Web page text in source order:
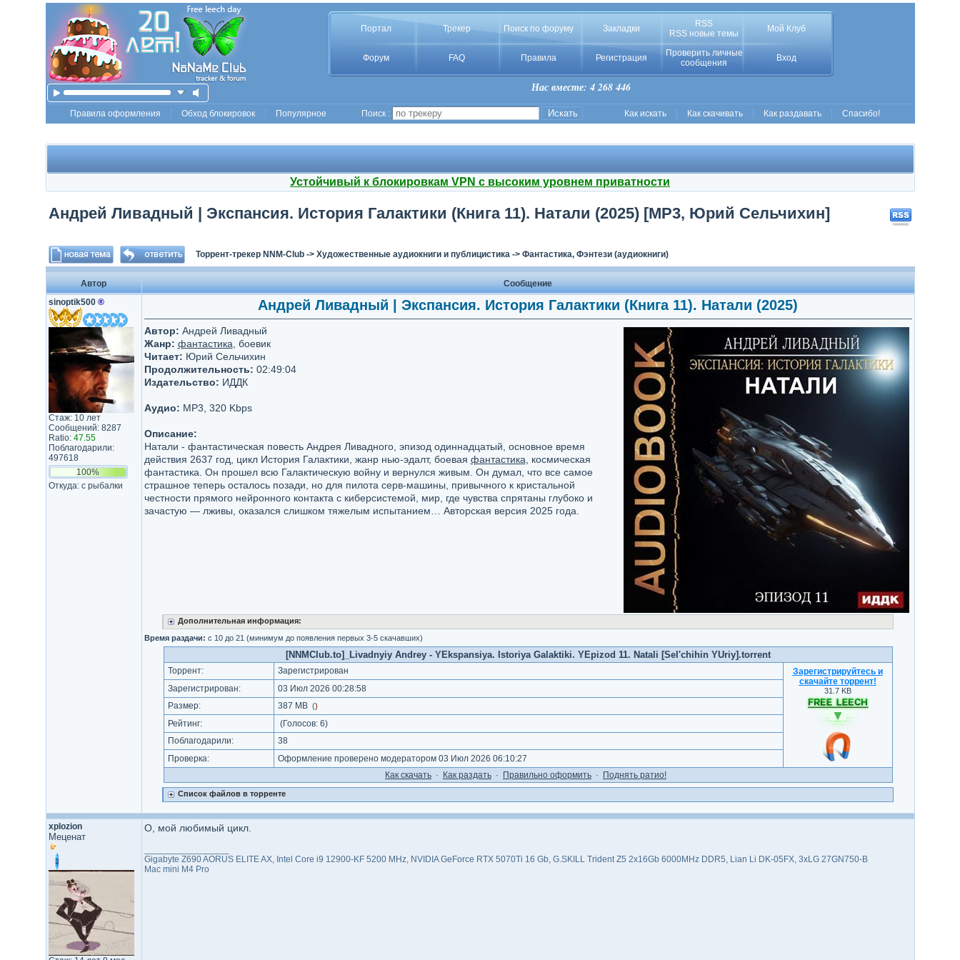
Портал Трекер Поиск по форуму Закладки
RSS
RSS новые темы
Мой Клуб
Форум FAQ Правила Регистрация
Проверить личные
сообщения
Вход
Нас вместе: 4 268 446
Правила оформления Обход блокировок Популярное Поиск : Как искать Как скачивать Как раздавать Спасибо!
Устойчивый к блокировкам VPN с высоким уровнем приватности
Андрей Ливадный | Экспансия. История Галактики (Книга 11). Натали (2025) [MP3, Юрий Сельчихин]
Торрент-трекер NNM-Club-> Художественные аудиокниги и публицистика-> Фантастика, Фэнтези (аудиокниги)
Автор
Сообщение
sinoptik500 ®
Стаж: 10 лет
Сообщений: 8287
Ratio: 47.55
Поблагодарили:
497618
100%
Откуда: с рыбалки
Андрей Ливадный | Экспансия. История Галактики (Книга 11). Натали (2025)
Автор: Андрей Ливадный
Жанр: фантастика , боевик
Читает: Юрий Сельчихин
Продолжительность: 02:49:04
Издательство: ИДДК
Аудио: MP3, 320 Kbps
Описание:
Натали - фантастическая повесть Андрея Ливадного, эпизод одиннадцатый, основное время
действия 2637 год, цикл История Галактики, жанр нью-эдалт, боевая фантастика , космическая
фантастика. Он прошел всю Галактическую войну и вернулся живым. Он думал, что все самое
страшное теперь осталось позади, но для пилота серв-машины, привычного к кристальной
честности прямого нейронного контакта с киберсистемой, мир, где чувства спрятаны глубоко и
зачастую — лживы, оказался слишком тяжелым испытанием… Авторская версия 2025 года.
Дополнительная информация:
Время раздачи: с 10 до 21 (минимум до появления первых 3-5 скачавших)
[NNMClub.to]_Livadnyiy Andrey - YEkspansiya. Istoriya Galaktiki. YEpizod 11. Natali [Sel'chihin YUriy].torrent
Торрент: Зарегистрирован
Зарегистрируйтесь и
скачайте торрент!
31.7 KB
Зарегистрирован:
03 Июл 2026 00:28:58
Размер:
387 MB ()
Рейтинг: (Голосов: 6)
Поблагодарили:
38
Проверка:
Оформление проверено модератором 03 Июл 2026 06:10:27
Как cкачать · Как раздать · Правильно оформить · Поднять ратио!
Список файлов в торренте
xplozion
Меценат
О, мой любимый цикл.
Gigabyte Z690 AORUS ELITE AX, Intel Core i9 12900-KF 5200 MHz, NVIDIA GeForce RTX 5070Ti 16 Gb, G.SKILL Trident Z5 2x16Gb 6000MHz DDR5, Lian Li DK-05FX, 3xLG 27GN750-B
Mac mini M4 Pro